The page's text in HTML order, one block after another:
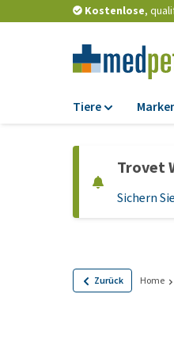
Kostenlose,
Tiere
Trovet
Sichern
Zurück Home